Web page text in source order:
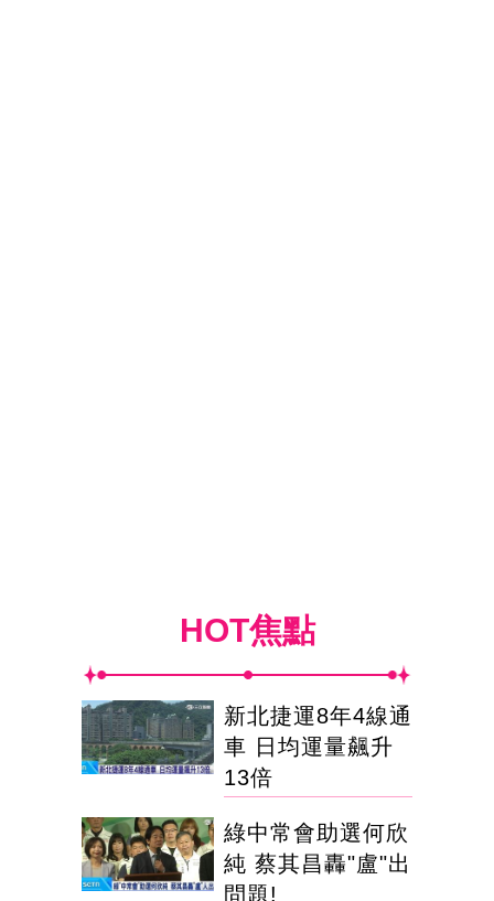
HOT焦點
新北捷運8年4線通
車 日均運量飆升
13倍
綠中常會助選何欣
純 蔡其昌轟"盧"出
問題!